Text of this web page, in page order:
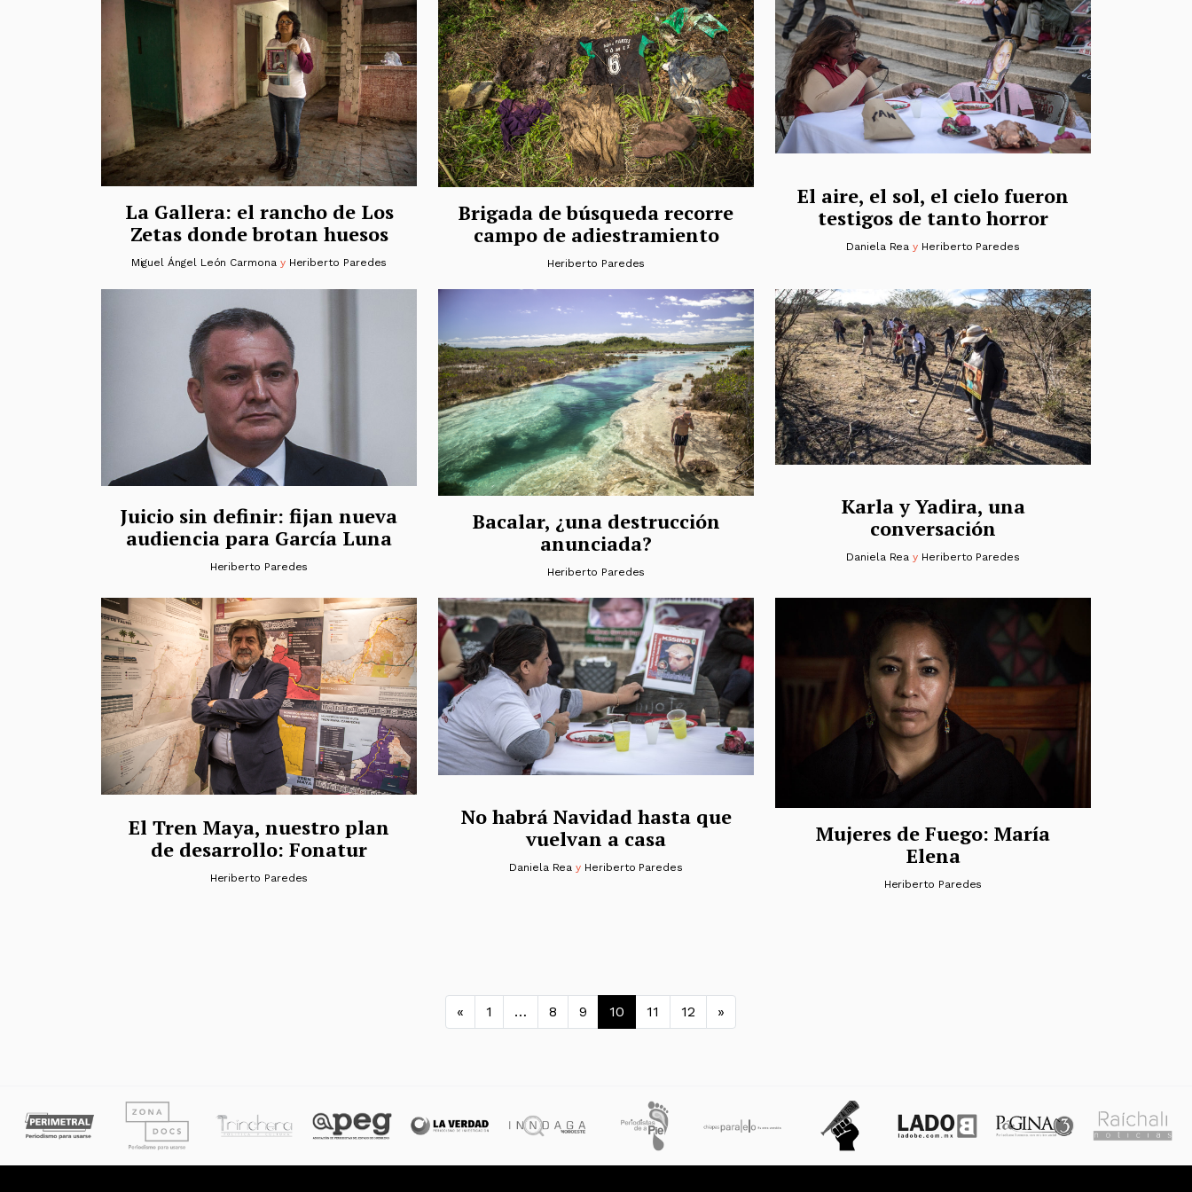
La Gallera: el rancho de Los
Zetas donde brotan huesos
Miguel Ángel León Carmonay Heriberto Paredes
Brigada de búsqueda recorre
campo de adiestramiento
Heriberto Paredes
El aire, el sol, el cielo fueron
testigos de tanto horror
Daniela Rea y Heriberto Paredes
Juicio sin definir: fijan nueva
audiencia para García Luna
Heriberto Paredes
Bacalar, ¿una destrucción
anunciada?
Heriberto Paredes
Karla y Yadira, una
conversación
Daniela Rea y Heriberto Paredes
El Tren Maya, nuestro plan
de desarrollo: Fonatur
Heriberto Paredes
No habrá Navidad hasta que
vuelvan a casa
Daniela Rea y Heriberto Paredes
Mujeres de Fuego: María
Elena
Heriberto Paredes
Navegación de entradas
« 1 … 8 9 10 11 12 »